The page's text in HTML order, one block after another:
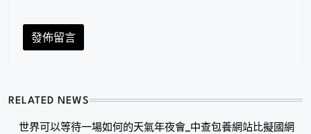
RELATED NEWS
世界可以等待一場如何的天氣年夜會_中查包養網站比擬國網